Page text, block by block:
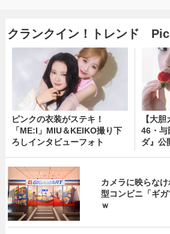
クランクイン！トレンド
ピンクの衣装がステキ！
「ME:I」MIU＆KEIKO撮り下
ろしインタビューフォト
【大
46・与
ダ』公
カメラに映らな
型コンビニ「ギ
ｗ